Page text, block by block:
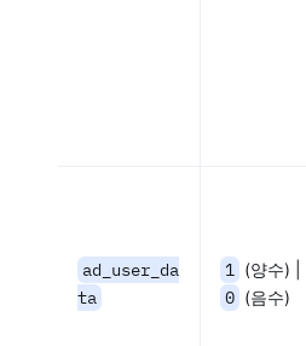
ad_user_da
ta
1 (양수) |
0 (음수)